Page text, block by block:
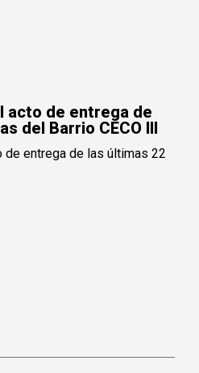
acto de entrega de
del Barrio CECO III